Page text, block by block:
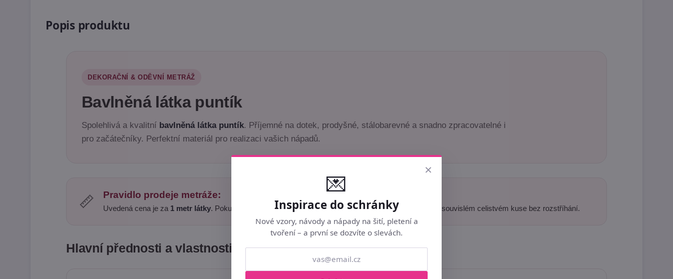
Popis produktu
DEKORAČNÍ & ODĚVNÍ METRÁŽ
Bavlněná látka puntík
Spolehlivá a kvalitní bavlněná látka puntík. Příjemné na dotek, prodyšné, stálobarevné a snadno zpracovatelné i
pro začátečníky. Perfektní materiál pro realizaci vašich nápadů.
📏 Pravidlo prodeje metráže:
Uvedená cena je za 1 metr látky. Pokud si objednáte např. 5 ks, doručíme vám 5 metrů látky v jednom souvislém celistvém kuse bez rozstříhání.
Hlavní přednosti a vlastnosti materiálu
×
💌
Inspirace do schránky
Nové vzory, návody a nápady na šití, pletení a
tvoření – a první se dozvíte o slevách.